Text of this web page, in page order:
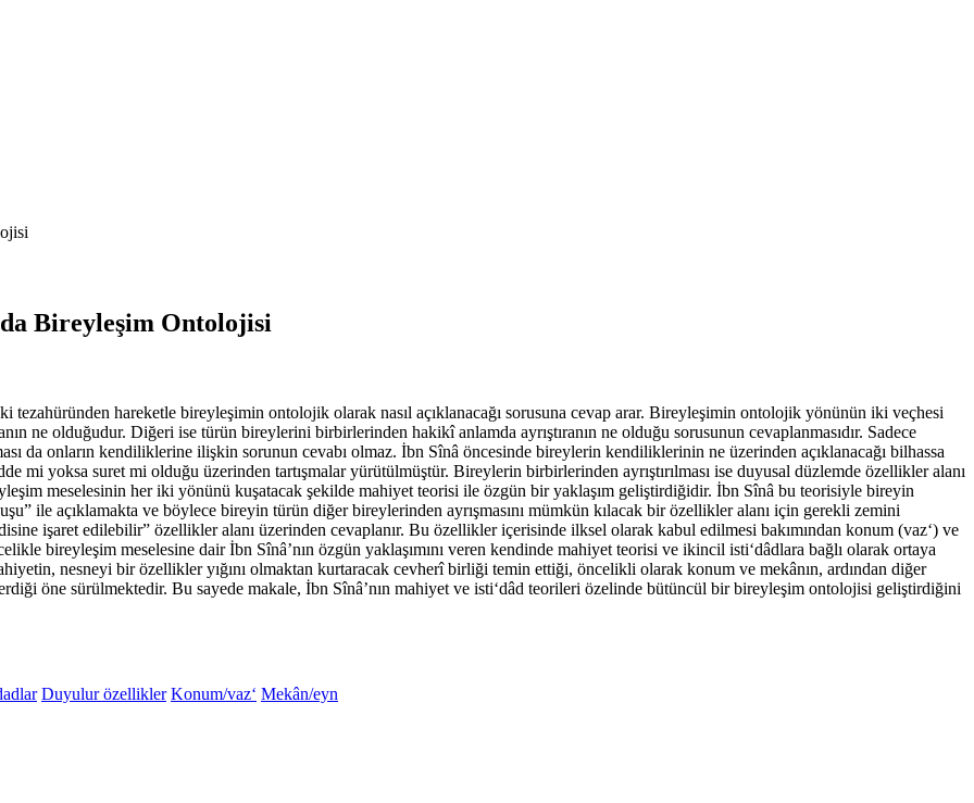
Bireyleşim Ontolojisi
hareketle bireyleşimin ontolojik olarak nasıl açıklanacağı sorusuna cevap arar. Bireyleşimin ontolojik yönünün iki veçhesi
ne olduğudur. Diğeri ise türün bireylerini birbirlerinden hakikî anlamda ayrıştıranın ne olduğu sorusunun cevaplanmasıdır. Sadece
da onların kendiliklerine ilişkin sorunun cevabı olmaz. İbn Sînâ öncesinde bireylerin kendiliklerinin ne üzerinden açıklanacağı bilhassa
mi yoksa suret mi olduğu üzerinden tartışmalar yürütülmüştür. Bireylerin birbirlerinden ayrıştırılması ise duyusal düzlemde özellikler alanı
meselesinin her iki yönünü kuşatacak şekilde mahiyet teorisi ile özgün bir yaklaşım geliştirdiğidir. İbn Sînâ bu teorisiyle bireyin
ile açıklamakta ve böylece bireyin türün diğer bireylerinden ayrışmasını mümkün kılacak bir özellikler alanı için gerekli zemini
işaret edilebilir” özellikler alanı üzerinden cevaplanır. Bu özellikler içerisinde ilksel olarak kabul edilmesi bakımından konum (vaz‘) ve
bireyleşim meselesine dair İbn Sînâ’nın özgün yaklaşımını veren kendinde mahiyet teorisi ve ikincil isti‘dâdlara bağlı olarak ortaya
nesneyi bir özellikler yığını olmaktan kurtaracak cevherî birliği temin ettiği, öncelikli olarak konum ve mekânın, ardından diğer
öne sürülmektedir. Bu sayede makale, İbn Sînâ’nın mahiyet ve isti‘dâd teorileri özelinde bütüncül bir bireyleşim ontolojisi geliştirdiğini
Duyulur özellikler Konum/vaz‘ Mekân/eyn